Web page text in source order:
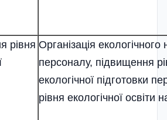
рівня Організація екологічного
персоналу, підвищення
екологічної підготовки
рівня екологічної освіти